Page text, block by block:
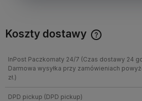
Koszty dostawy
InPost Paczkomaty 24/7 (Czas dostawy 24
Darmowa wysyłka przy zamówieniach
zł.)
DPD pickup (DPD pickup)